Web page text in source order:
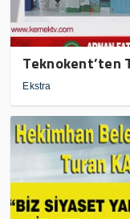
Teknokent’ten
Ekstra